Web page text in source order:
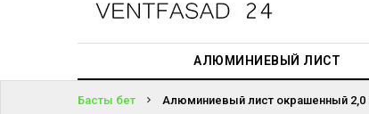
АЛЮМИНИЕВЫЙ ЛИСТ
ПРОЕКТИРОВАНИЕ
БА?
Басты бет Алюминиевый лист окрашенный 2,0